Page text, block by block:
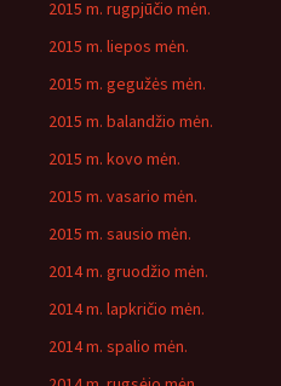
2015 m. rugpjūčio mėn.
2015 m. liepos mėn.
2015 m. gegužės mėn.
2015 m. balandžio mėn.
2015 m. kovo mėn.
2015 m. vasario mėn.
2015 m. sausio mėn.
2014 m. gruodžio mėn.
2014 m. lapkričio mėn.
2014 m. spalio mėn.